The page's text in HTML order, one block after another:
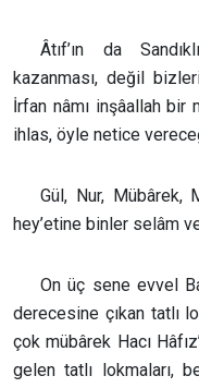
Âtıf’ın da
kazanması, değil
İrfan nâmı inşâallah bir
ihlas, öyle netice
Gül, Nur, Mübârek,
hey’etine binler selâm
On üç sene evvel
derecesine çıkan tatlı
çok mübârek Hacı
gelen tatlı lokmaları,